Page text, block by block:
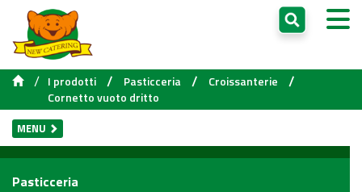
/ I prodotti / Pasticceria / Croissanterie /
Cornetto vuoto dritto
MENU
Pasticceria